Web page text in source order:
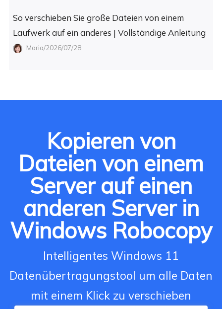
So verschieben Sie große Dateien von einem
Laufwerk auf ein anderes | Vollständige Anleitung
Maria/2026/07/28
Kopieren von
Dateien von einem
Server auf einen
anderen Server in
Windows Robocopy
Intelligentes Windows 11
Datenübertragungstool um alle Daten
mit einem Klick zu verschieben